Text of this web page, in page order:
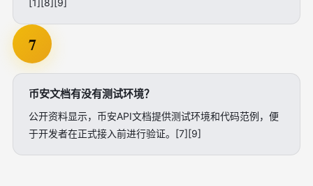
[1][8][9]
7
币安文档有没有测试环境？
公开资料显示，币安API文档提供测试环境和代码范例，便
于开发者在正式接入前进行验证。[7][9]